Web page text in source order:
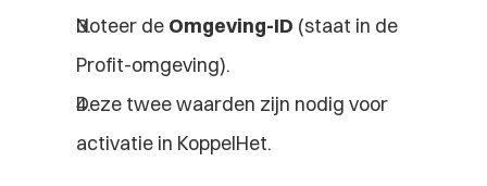
Noteer de Omgeving-ID (staat in de
Profit-omgeving).
Deze twee waarden zijn nodig voor
activatie in KoppelHet.